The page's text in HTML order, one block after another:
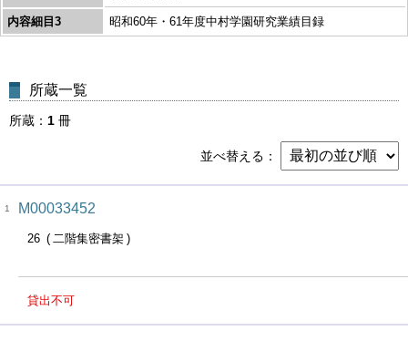
内容細目3
昭和60年・61年度中村学園研究業績目録
所蔵一覧
所蔵 1 冊
並べ替える
1 M00033452
26 二階集密書架
貸出不可